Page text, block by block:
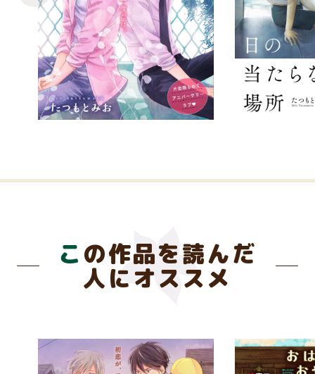
この作品を読んだ
人にオススメ